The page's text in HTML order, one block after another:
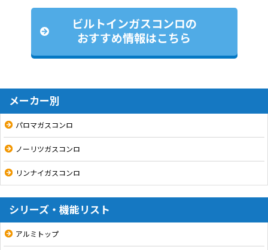
ビルトインガスコンロの
おすすめ情報はこちら
メーカー別
パロマガスコンロ
ノーリツガスコンロ
リンナイガスコンロ
シリーズ・機能リスト
アルミトップ